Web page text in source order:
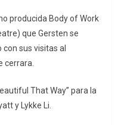
producida Body of Work
que Gersten se
sus visitas al
cerrara.
That Way” para la
y Lykke Li.